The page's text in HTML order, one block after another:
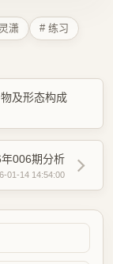
潇
# 练习
及形态构成
006期分析
01-14 14:54:00